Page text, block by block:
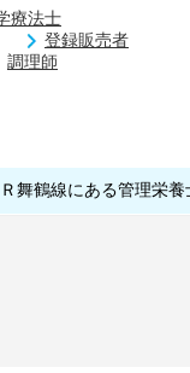
療法士
登録販売者
調理師
Ｒ舞鶴線にある管理栄